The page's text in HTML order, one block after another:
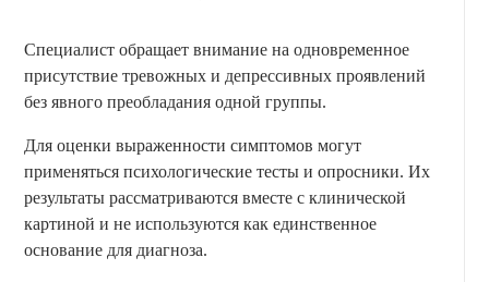
Специалист обращает внимание на одновременное
присутствие тревожных и депрессивных проявлений
без явного преобладания одной группы.
Для оценки выраженности симптомов могут
применяться психологические тесты и опросники. Их
результаты рассматриваются вместе с клинической
картиной и не используются как единственное
основание для диагноза.